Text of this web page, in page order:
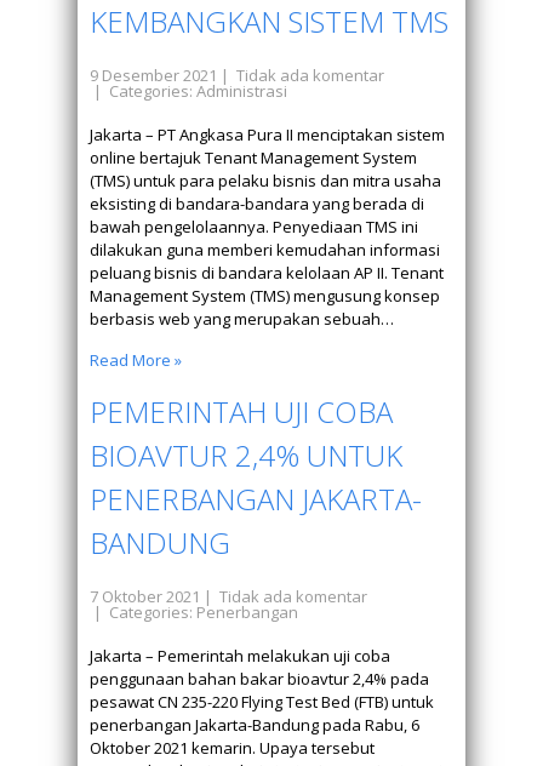
KEMBANGKAN SISTEM TMS
9 Desember 2021 | Tidak ada komentar
| Categories: Administrasi
Jakarta – PT Angkasa Pura II menciptakan sistem
online bertajuk Tenant Management System
(TMS) untuk para pelaku bisnis dan mitra usaha
eksisting di bandara-bandara yang berada di
bawah pengelolaannya. Penyediaan TMS ini
dilakukan guna memberi kemudahan informasi
peluang bisnis di bandara kelolaan AP II. Tenant
Management System (TMS) mengusung konsep
berbasis web yang merupakan sebuah…
Read More »
PEMERINTAH UJI COBA
BIOAVTUR 2,4% UNTUK
PENERBANGAN JAKARTA-
BANDUNG
7 Oktober 2021 | Tidak ada komentar
| Categories: Penerbangan
Jakarta – Pemerintah melakukan uji coba
penggunaan bahan bakar bioavtur 2,4% pada
pesawat CN 235-220 Flying Test Bed (FTB) untuk
penerbangan Jakarta-Bandung pada Rabu, 6
Oktober 2021 kemarin. Upaya tersebut